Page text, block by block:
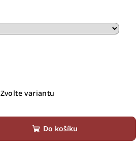
Zvolte variantu
Do košíku